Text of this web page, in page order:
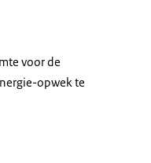
voor de
opwek te